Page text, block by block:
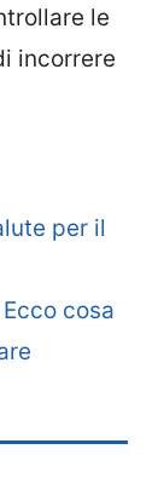
le
incorrere
per il
cosa